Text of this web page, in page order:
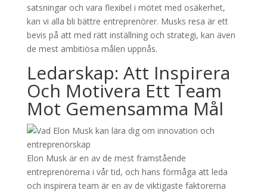
satsningar och vara flexibel i mötet med osäkerhet,
kan vi alla bli bättre entreprenörer. Musks resa är ett
bevis på att med rätt inställning och strategi, kan även
de mest ambitiösa målen uppnås.
Ledarskap: Att Inspirera
Och Motivera Ett Team
Mot Gemensamma Mål
Elon Musk är en av de mest framstående
entreprenörerna i vår tid, och hans förmåga att leda
och inspirera team är en av de viktigaste faktorerna